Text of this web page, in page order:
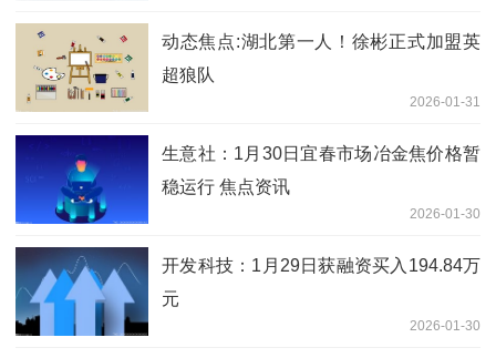
动态焦点:湖北第一人！徐彬正式加盟英
超狼队
2026-01-31
生意社：1月30日宜春市场冶金焦价格暂
稳运行 焦点资讯
2026-01-30
开发科技：1月29日获融资买入194.84万
元
2026-01-30